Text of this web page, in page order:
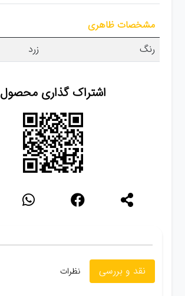
انواع
باتری ها
مشخصات ظاهری
رنگ
زرد
اشتراک گذاری محصول
نقد و بررسی نظرات